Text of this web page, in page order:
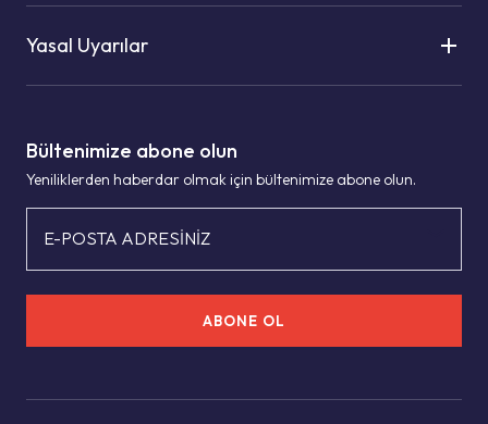
Bültenimize abone olun
Yeniliklerden haberdar olmak için bültenimize abone olun.
E-POSTA ADRESİNİZ
ABONE OL
Yasal Uyarılar